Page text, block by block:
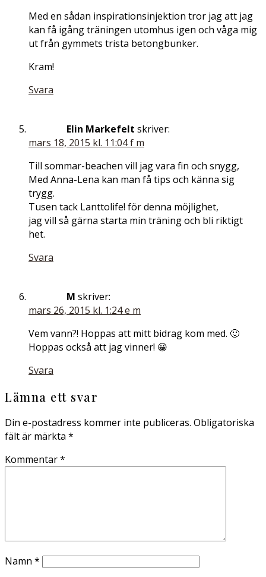
Med en sådan inspirationsinjektion tror jag att jag
kan få igång träningen utomhus igen och våga mig
ut från gymmets trista betongbunker.
Kram!
Svara
Elin Markefelt skriver:
mars 18, 2015 kl. 11:04 f m
Till sommar-beachen vill jag vara fin och snygg,
Med Anna-Lena kan man få tips och känna sig
trygg.
Tusen tack Lanttolife! för denna möjlighet,
jag vill så gärna starta min träning och bli riktigt
het.
Svara
M skriver:
mars 26, 2015 kl. 1:24 e m
Vem vann?! Hoppas att mitt bidrag kom med. 🙂
Hoppas också att jag vinner! 😀
Svara
Lämna ett svar
Din e-postadress kommer inte publiceras. Obligatoriska
fält är märkta *
Kommentar*
Namn *